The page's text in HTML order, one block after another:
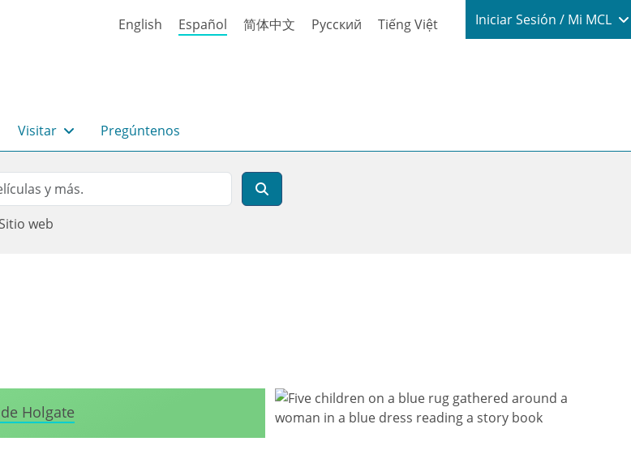
English Español 简体中文 Русский Tiếng Việt Login / My
Iniciar Sesión / Mi MCL
Visitar Pregúntenos
Sitio web
navegación
Holgate